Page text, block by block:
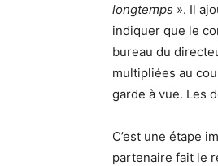
longtemps ». Il
indiquer que le
bureau du
multipliées au
garde à vue. Les
C’est une étape
partenaire fait le